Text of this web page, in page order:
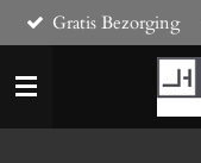
Ga
direct
naar
de
hoofdinhoud
Gratis Bezorging